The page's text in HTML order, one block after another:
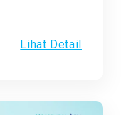
ekstra
disesuaikan
menyediakan
Lihat Detail